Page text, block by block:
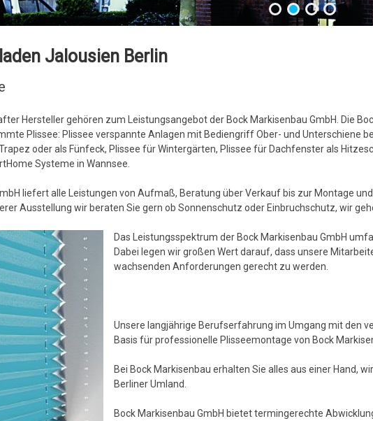
Jalousien Berlin
Hersteller gehören zum Leistungsangebot der Bock Markisenbau GmbH. Die
Plissee: Plissee verspannte Anlagen mit Bediengriff Ober- und Unterschiene
oder als Fünfeck, Plissee für Wintergärten, Plissee für Dachfenster als
Systeme in Wannsee.
liefert alle Leistungen von Aufmaß, Beratung über Verkauf bis zur Montage
Ausstellung wir beraten Sie gern ob Sonnenschutz oder Einbruchschutz, wir
Das Leistungsspektrum der Bock Markisenbau GmbH
Dabei legen wir großen Wert darauf, dass unsere
wachsenden Anforderungen gerecht zu werden.
Unsere langjährige Berufserfahrung im Umgang mit den
Basis für professionelle Plisseemontage von Bock
Bei Bock Markisenbau erhalten Sie alles aus einer Hand,
Berliner Umland.
Bock Markisenbau GmbH bietet termingerechte